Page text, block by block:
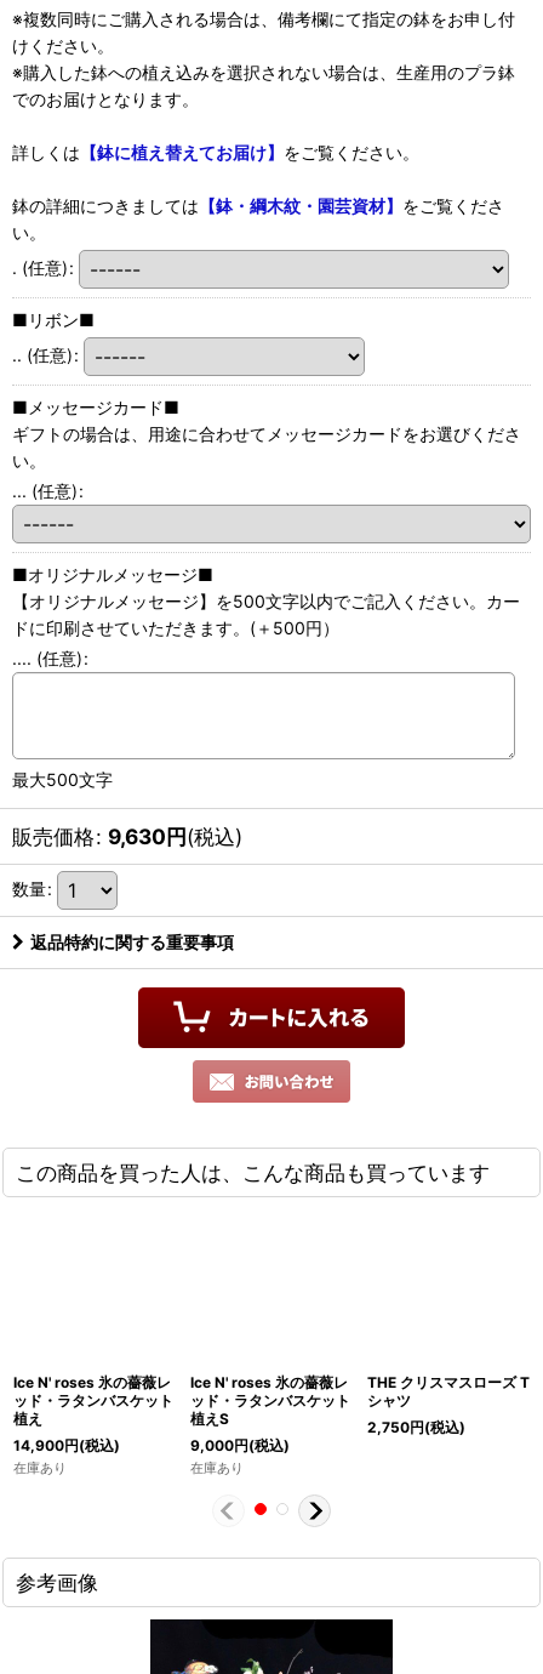
※複数同時にご購入される場合は、備考欄にて指定の鉢をお申し付
けください。
※購入した鉢への植え込みを選択されない場合は、生産用のプラ鉢
でのお届けとなります。
詳しくは 【鉢に植え替えてお届け】 をご覧ください。
鉢の詳細につきましては 【鉢・綱木紋・園芸資材】 をご覧くださ
い。
. (任意):
■リボン■
.. (任意):
■メッセージカード■
ギフトの場合は、用途に合わせてメッセージカードをお選びくださ
い。
... (任意):
■オリジナルメッセージ■
【オリジナルメッセージ】を500文字以内でご記入ください。カー
ドに印刷させていただきます。(＋500円）
.... (任意):
最大500文字
販売価格: 9,630円(税込)
数量:
返品特約に関する重要事項
この商品を買った人は、こんな商品も買っています
Ice N' roses 氷の薔薇レ
ッド・ラタンバスケット
植え
14,900円(税込)
在庫あり
Ice N' roses 氷の薔薇レ
ッド・ラタンバスケット
植えS
9,000円(税込)
在庫あり
THE クリスマスローズ T
シャツ
2,750円(税込)
参考画像